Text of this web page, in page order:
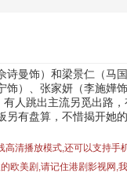
曼饰）和梁景仁（
）、张家妍（李施
人跳出主流另觅出路
有盘算，不惜揭开
高清播放模式,还可以支持手
欧美剧,请记住港剧影视网,